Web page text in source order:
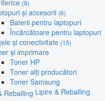
(9)
și accesorii (6)
Baterii pentru laptopuri
Încărcătoare pentru laptopuri
și conectivitate (15)
și imprimare
Toner HP
Toner alți producători
Toner Samsung
Lipire & Reballing